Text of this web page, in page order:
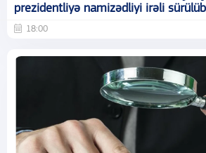
prezidentliyə namizədliyi irəli sürülüb
18:00